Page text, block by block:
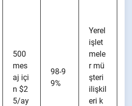
500
mes
aj içi
n $2
5/ay
98-9
9%
Yerel
işlet
mele
r mü
şteri
ilişkil
eri k